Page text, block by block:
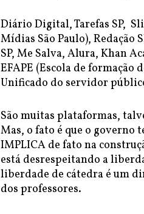
Diário Digital, Tarefas SP,
Mídias São Paulo), Redação
SP, Me Salva, Alura, Khan
EFAPE (Escola de formação
Unificado do servidor
São muitas plataformas,
Mas, o fato é que o governo
IMPLICA de fato na
está desrespeitando a
liberdade de cátedra é um
dos professores.